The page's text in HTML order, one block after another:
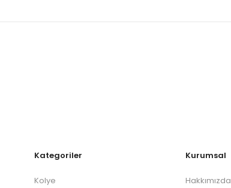
Kategoriler
Kolye
Kurumsal
Hakkımızda